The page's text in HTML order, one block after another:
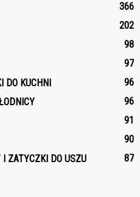
366
202
98
97
DO KUCHNI
96
96
91
90
I ZATYCZKI DO USZU
87